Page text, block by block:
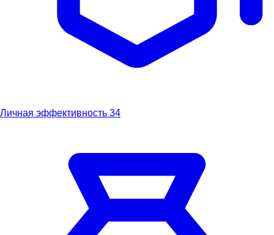
Личная эффективность 34